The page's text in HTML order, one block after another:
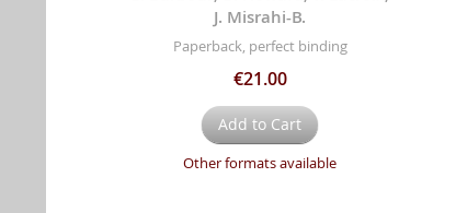
J. Misrahi-B.
Paperback, perfect binding
€21.00
Add to Cart
Other formats available